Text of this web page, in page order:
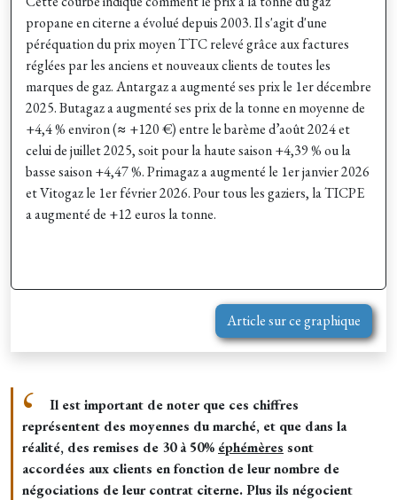
propane en citerne a évolué depuis 2003. Il s'agit d'une
péréquation du prix moyen TTC relevé grâce aux factures
réglées par les anciens et nouveaux clients de toutes les
marques de gaz. Antargaz a augmenté ses prix le 1er décembre
2025. Butagaz a augmenté ses prix de la tonne en moyenne de
+4,4 % environ (≈ +120 €) entre le barème d’août 2024 et
celui de juillet 2025, soit pour la haute saison +4,39 % ou la
basse saison +4,47 %. Primagaz a augmenté le 1er janvier 2026
et Vitogaz le 1er février 2026. Pour tous les gaziers, la TICPE
a augmenté de +12 euros la tonne.
Article sur ce graphique
Il est important de noter que ces chiffres
représentent des moyennes du marché, et que dans la
réalité, des remises de 30 à 50% éphémères sont
accordées aux clients en fonction de leur nombre de
négociations de leur contrat citerne. Plus ils négocient